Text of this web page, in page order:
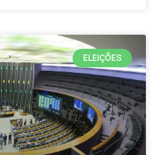
ELEIÇÕES